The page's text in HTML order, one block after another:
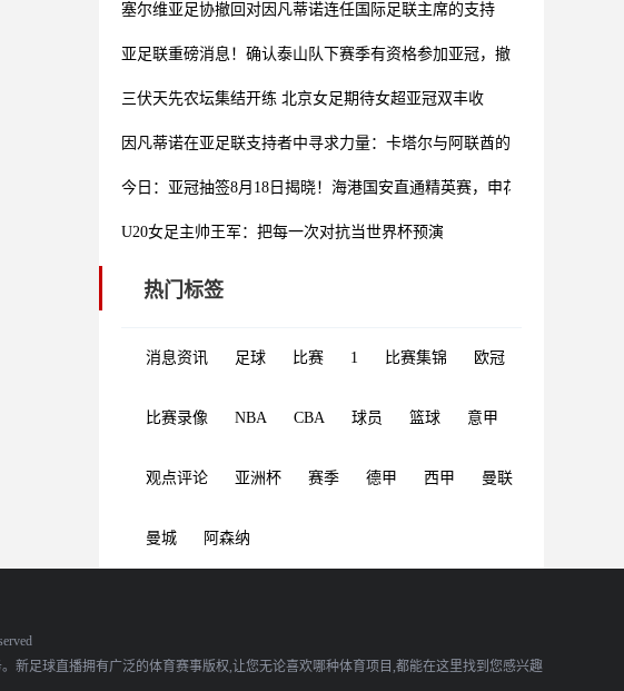
塞尔维亚足协撤回对因凡蒂诺连任国际足联主席的支持
亚足联重磅消息！确认泰山队下赛季有资格参加亚冠，撤销处罚引发球迷
三伏天先农坛集结开练 北京女足期待女超亚冠双丰收
因凡蒂诺在亚足联支持者中寻求力量：卡塔尔与阿联酋的立场引发关注
今日：亚冠抽签8月18日揭晓！海港国安直通精英赛，申花征战二级联赛
U20女足主帅王军：把每一次对抗当世界杯预演
热门标签
消息资讯 足球 比赛 1 比赛集锦 欧冠
比赛录像 NBA CBA 球员 篮球 意甲
观点评论 亚洲杯 赛季 德甲 西甲 曼联
曼城 阿森纳
足球直播拥有广泛的体育赛事版权,让您无论喜欢哪种体育项目,都能在这里找到您感兴趣